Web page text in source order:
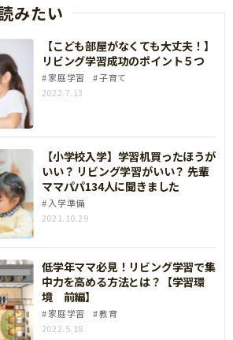
みたい
【こども部屋がなくても大丈夫！】
リビング学習成功のポイント５つ
家庭学習
子育て
2022.7.13
【小学校入学】学習机買ったほうが
いい？ リビング学習がいい？ 先輩
ママパパ134人に聞きました
入学準備
2021.10.29
低学年ママ必見！リビング学習で集
中力を高める方法とは？【学習環
境 前編】
家庭学習
教育
2022.5.18